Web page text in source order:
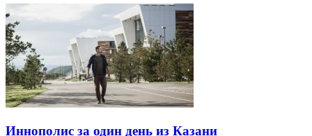
Иннополис за один день из Казани